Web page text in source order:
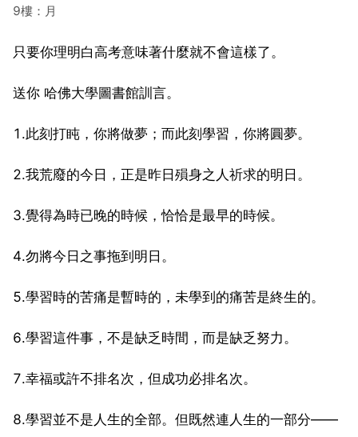
9樓：月
只要你理明白高考意味著什麼就不會這樣了。
送你 哈佛大學圖書館訓言。
1.此刻打盹，你將做夢；而此刻學習，你將圓夢。
2.我荒廢的今日，正是昨日殞身之人祈求的明日。
3.覺得為時已晚的時候，恰恰是最早的時候。
4.勿將今日之事拖到明日。
5.學習時的苦痛是暫時的，未學到的痛苦是終生的。
6.學習這件事，不是缺乏時間，而是缺乏努力。
7.幸福或許不排名次，但成功必排名次。
8.學習並不是人生的全部。但既然連人生的一部分——